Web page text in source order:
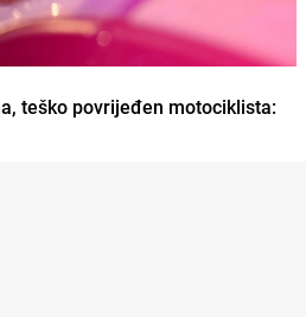
teško povrijeđen motociklista: